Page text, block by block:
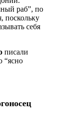
раб”, по
поскольку
себя
писали
“ясно